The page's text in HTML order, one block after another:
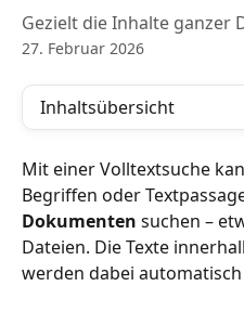
Gezielt die Inhalte ganzer
27. Februar 2026
Inhaltsübersicht
Mit einer Volltextsuche
Begriffen oder
Dokumenten suchen –
Dateien. Die Texte
werden dabei